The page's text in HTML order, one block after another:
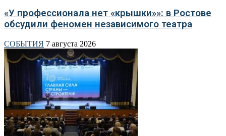
«У профессионала нет «крышки»»: в Ростове
обсудили феномен независимого театра
СОБЫТИЯ 7 августа 2026